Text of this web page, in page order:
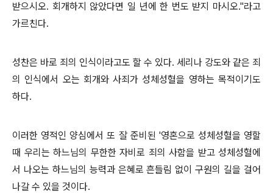
받으시오. 회개하지 않았다면 일 년에 한 번도 받지 마시오."라고
가르친다.
성찬은 바로 죄의 인식이라고도 할 수 있다. 세리나 강도와 같은 죄
의 인식에서 오는 회개와 사죄가 성체성혈을 영하는 목적이기도
하다.
이러한 영적인 양심에서 또 잘 준비된 '영혼으로 성체성혈을 영할
때 우리는 하느님의 무한한 자비로 죄의 사함을 받고 성체성혈에
서 나오는 하느님의 능력과 은혜로 흔들림 없이 구원의 길을 걸어
나갈 수 있을 것이다.